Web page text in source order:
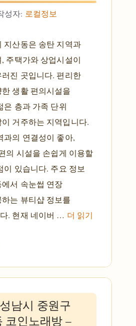
성자: 로컬정보
지산동은 송탄 지역과
주택가와 상업시설이
진 곳입니다. 편리한
생활 편의시설을
은 층과 가족 단위
거주하는 지역입니다.
과의 연결성이 좋아,
의 시설을 손쉽게 이용할
이 있습니다. 주요 정보
서 속눈썹 연장
는 뷰티샵 정보를
. 현재 네이버 … 더 읽기
남시 중원구
코인노래방 –